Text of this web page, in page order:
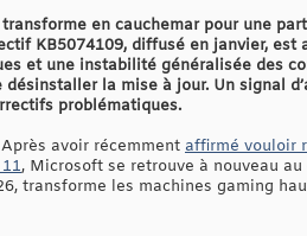
en cauchemar pour une
KB5074109, diffusé en janvier, est
et une instabilité généralisée des
la mise à jour. Un signal
problématiques.
avoir récemment affirmé vouloir
, Microsoft se retrouve à nouveau
transforme les machines gaming